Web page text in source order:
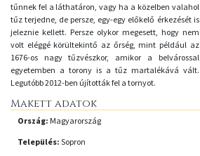
tűnnek fel a láthatáron, vagy ha a közelben valahol
tűz terjedne, de persze, egy-egy előkelő érkezését is
jeleznie kellett. Persze olykor megesett, hogy nem
volt eléggé körültekintő az őrség, mint például az
1676-os nagy tűzvészkor, amikor a belvárossal
egyetemben a torony is a tűz martalékává vált.
Legutóbb 2012-ben újították fel a tornyot.
Makett adatok
Ország: Magyarország
Település: Sopron